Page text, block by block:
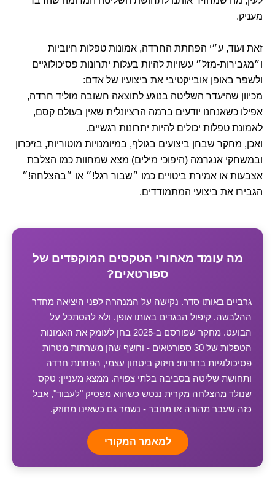
מעניק.
זאת ועוד, ע״י הפחתת החרדה, אמונות טפלות חיוביות
ו״מגבירות-מזל״ עשויות להיות בעלות יתרונות פסיכולוגיים
ולשפר באופן אובייקטיבי את ביצועיו של אדם:
מכיוון שהיעדר השליטה בנוגע לתוצאה חשובה מוליד חרדה,
אפילו כשאנחנו יודעים ברמה הרציונלית שאין בעולם קסם,
לאמונת טפלות יכולים להיות יתרונות רגשיים.
ואכן, מחקר שבחן ביצועים בגולף, במיומנויות מוטוריות, בזיכרון
ובמשחקי אנגרמה (היפוכי מילים) מצא שמחוות כמו הצלבת
אצבעות או אמירת ביטויים כמו ״שבור רגל!״ או ״בהצלחה!״
הגבירו את ביצועי המתמודדים.
מה עומד מאחורי הטקסים המוקפדים של
ספורטאים?
גרביים באותו סדר. נקישה על המנהרה לפני היציאה מחדר
ההלבשה. קיפול הבגדים באותו אופן. ולא להסתכל על
הבועט. מחקר שפורסם ב-2025 בחן לעומק את האמונות
הטפלות של 30 ספורטאים - וחשף שהן משרתות מטרות
פסיכולוגיות ברורות: חיזוק ביטחון עצמי, הפחתת חרדה
ותחושת שליטה בסביבה בלתי צפויה. ממצא מעניין: טקס
שנולד מהצלחה מקרית ננטש כשהוא מפסיק "לעבוד", אבל
כזה שעבר מהורה או מחבר - נשמר גם כשאינו מחוזק.
למאמר המקורי